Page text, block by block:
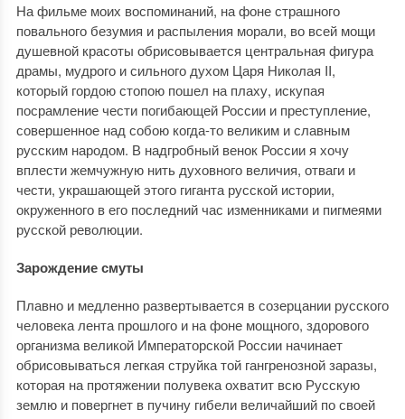
На фильме моих воспоминаний, на фоне страшного
повального безумия и распыления морали, во всей мощи
душевной красоты обрисовывается центральная фигура
драмы, мудрого и сильного духом Царя Николая II,
который гордою стопою пошел на плаху, искупая
посрамление чести погибающей России и преступление,
совершенное над собою когда-то великим и славным
русским народом. В надгробный венок России я хочу
вплести жемчужную нить духовного величия, отваги и
чести, украшающей этого гиганта русской истории,
окруженного в его последний час изменниками и пигмеями
русской революции.
Зарождение смуты
Плавно и медленно развертывается в созерцании русского
человека лента прошлого и на фоне мощного, здорового
организма великой Императорской России начинает
обрисовываться легкая струйка той гангренозной заразы,
которая на протяжении полувека охватит всю Русскую
землю и повергнет в пучину гибели величайший по своей